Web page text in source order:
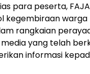
para peserta,
kegembiraan warga
rangkaian
media yang telah
informasi